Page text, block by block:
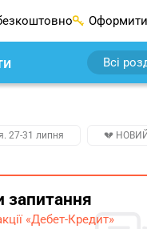
Всі
27-31 липня 💔 НОВИЙ
запитання
«Дебет-Кредит»